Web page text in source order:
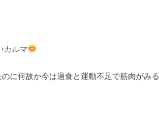
カルマ
に何故か今は過食と運動不足で筋肉がみる